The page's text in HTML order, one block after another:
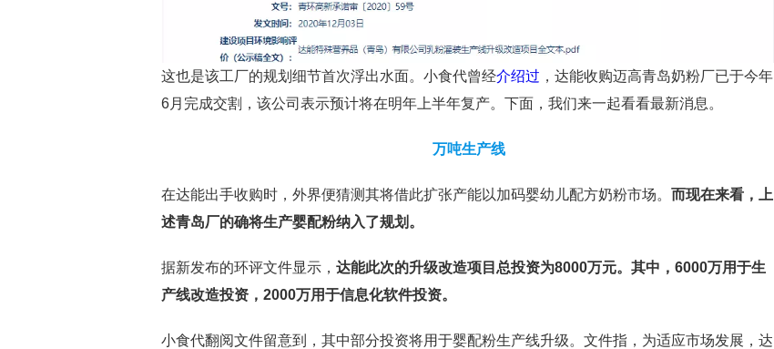
这也是该工厂的规划细节首次浮出水面。小食代曾经介绍过 ，达能收购迈高青岛奶粉厂已于今年
6月完成交割，该公司表示预计将在明年上半年复产。下面，我们来一起看看最新消息。
万吨生产线
在达能出手收购时，外界便猜测其将借此扩张产能以加码婴幼儿配方奶粉市场。 而现在来看，上
述青岛厂的确将生产婴配粉纳入了规划。
据新发布的环评文件显示， 达能此次的升级改造项目总投资为8000万元。 其中，6000万用于生
产线改造投资，2000万用于信息化软件投资。
小食代翻阅文件留意到，其中部分投资将用于婴配粉生产线升级。文件指，为适应市场发展，达